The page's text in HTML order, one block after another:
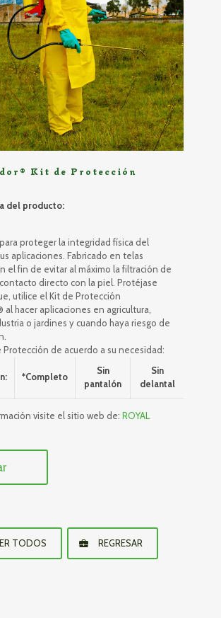
Kit de Protección
del producto:
proteger la integridad física del
aplicaciones. Fabricado en telas
el fin de evitar al máximo la filtración de
directo con la piel. Protéjase
utilice el Kit de Protección
hacer aplicaciones en agricultura,
o jardines y cuando haya riesgo de
Protección de acuerdo a su necesidad:
*Completo
Sin
pantalón
Sin
delantal
visite el sitio web de: ROYAL
TODOS REGRESAR